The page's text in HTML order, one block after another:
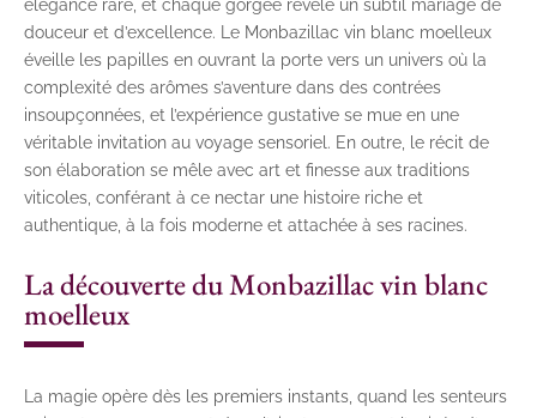
élégance rare, et chaque gorgée révèle un subtil mariage de
douceur et d’excellence. Le Monbazillac vin blanc moelleux
éveille les papilles en ouvrant la porte vers un univers où la
complexité des arômes s’aventure dans des contrées
insoupçonnées, et l’expérience gustative se mue en une
véritable invitation au voyage sensoriel. En outre, le récit de
son élaboration se mêle avec art et finesse aux traditions
viticoles, conférant à ce nectar une histoire riche et
authentique, à la fois moderne et attachée à ses racines.
La découverte du Monbazillac vin blanc
moelleux
La magie opère dès les premiers instants, quand les senteurs